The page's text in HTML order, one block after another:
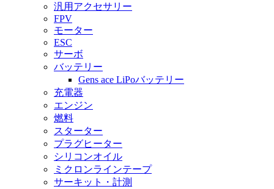
汎用アクセサリー
FPV
モーター
ESC
サーボ
バッテリー
Gens ace LiPoバッテリー
充電器
エンジン
燃料
スターター
プラグヒーター
シリコンオイル
ミクロンラインテープ
サーキット・計測